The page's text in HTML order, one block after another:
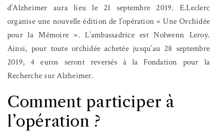
d’Alzheimer aura lieu le 21 septembre 2019. E.Leclerc
organise une nouvelle édition de l’opération « Une Orchidée
pour la Mémoire ». L’ambassadrice est Nolwenn Leroy.
Ainsi, pour toute orchidée achetée jusqu’au 28 septembre
2019, 4 euros seront reversés à la Fondation pour la
Recherche sur Alzheimer.
Comment participer à
l’opération ?